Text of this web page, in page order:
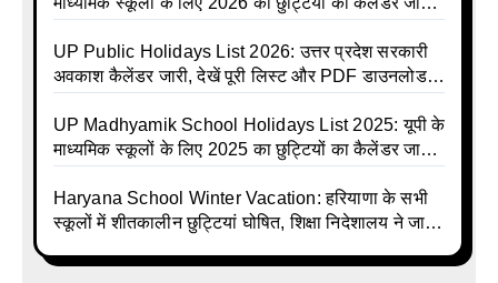
Calendar List 2026
UP Madhyamik Avkash Talika 2026 | UP
Madhyamik School avkash suchi | UP
Holiday Calendar | Madhyamik School Holidays
List 2026
UP Public Holidays List 2026: उत्तर प्रदेश सरकारी
अवकाश कैलेंडर जारी, देखें पूरी लिस्ट और PDF डाउनलोड
talika | Sarkari Avkash Talika | Up Holidays List |
Holidays Calendar
UP Madhyamik School Holidays List 2025: यूपी के
माध्यमिक स्कूलों के लिए 2025 का छुट्टियों का कैलेंडर जारी |
Up Madhyamik Avkash Talika 2025 | UP
Madhyamik School avkash suchi | UP
holiday calendar | Madhyamik School Holidays
Haryana School Winter Vacation: हरियाणा के सभी
स्कूलों में शीतकालीन छुट्टियां घोषित, शिक्षा निदेशालय ने जारी